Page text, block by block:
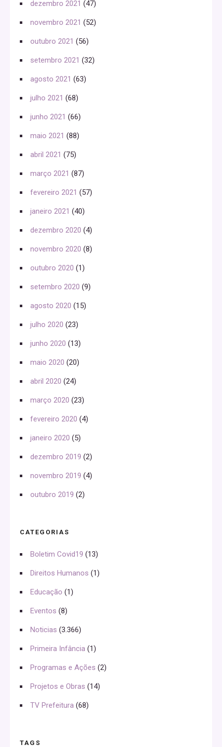
dezembro 2021 (47)
novembro 2021 (52)
outubro 2021 (56)
setembro 2021 (32)
agosto 2021 (63)
julho 2021 (68)
junho 2021 (66)
maio 2021 (88)
abril 2021 (75)
março 2021 (87)
fevereiro 2021 (57)
janeiro 2021 (40)
dezembro 2020 (4)
novembro 2020 (8)
outubro 2020 (1)
setembro 2020 (9)
agosto 2020 (15)
julho 2020 (23)
junho 2020 (13)
maio 2020 (20)
abril 2020 (24)
março 2020 (23)
fevereiro 2020 (4)
janeiro 2020 (5)
dezembro 2019 (2)
novembro 2019 (4)
outubro 2019 (2)
CATEGORIAS
Boletim Covid19 (13)
Direitos Humanos (1)
Educação (1)
Eventos (8)
Noticias (3.366)
Primeira Infância (1)
Programas e Ações (2)
Projetos e Obras (14)
TV Prefeitura (68)
TAGS